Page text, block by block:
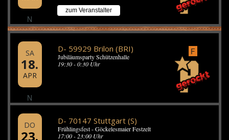
N
zum Veranstalter
SA
18.
APR
N
D- 59929 Brilon (BRI)
Jubiläumsparty Schützenhalle
19:30 - 0:30 Uhr
F
DO
23.
D- 70147 Stuttgart (S)
Frühlingsfest - Göckelesmaier Festzelt
17:00 - 23:00 Uhr